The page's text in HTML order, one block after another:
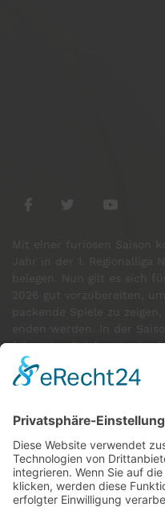
Mit einer furiosen Saison
Jahr in der 1. Regionalliga
packende Spiele zu
folgenden Spielern in der
gehen:
GÄSTE ONLINE
Aktuell:8 Gäste
Rekord: 922 Gäste am 30.